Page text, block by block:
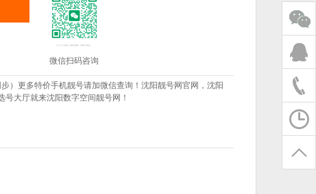
微信扫码咨询
）更多特价手机靓号请加微信查询！沈阳靓号网官网，沈阳
大厅就来沈阳数字空间靓号网！